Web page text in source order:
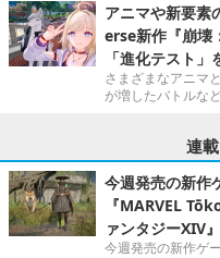
アニマや新要素
erse新作『崩壊
「進化テスト」
さまざまなアニマ
が増したバトルな
連
今週発売の新作
『MARVEL
ァンタジーXIV
今週発売の新作ゲ